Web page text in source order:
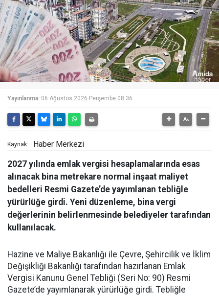
Yayınlanma: 06 Ağustos 2026 Perşembe 08:36
Kaynak: Haber Merkezi
2027 yılında emlak vergisi hesaplamalarında esas
alınacak bina metrekare normal inşaat maliyet
bedelleri Resmi Gazete’de yayımlanan tebliğle
yürürlüğe girdi. Yeni düzenleme, bina vergi
değerlerinin belirlenmesinde belediyeler tarafından
kullanılacak.
Hazine ve Maliye Bakanlığı ile Çevre, Şehircilik ve İklim
Değişikliği Bakanlığı tarafından hazırlanan Emlak
Vergisi Kanunu Genel Tebliği (Seri No: 90) Resmi
Gazete’de yayımlanarak yürürlüğe girdi. Tebliğle